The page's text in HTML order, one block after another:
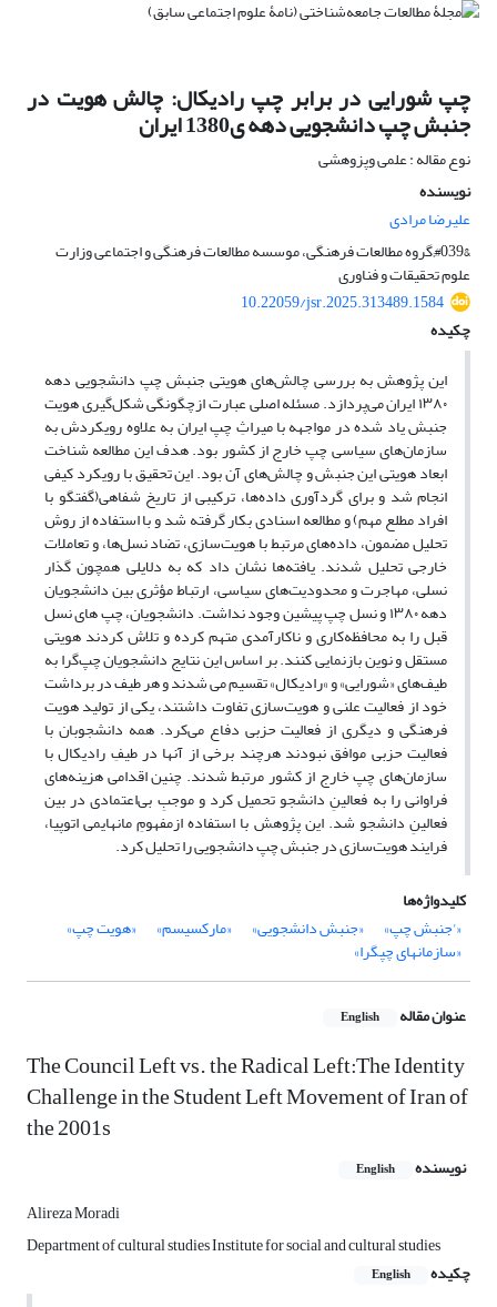
چپ شورایی در برابر چپ رادیکال: چالش هویت در
جنبش چپ دانشجویی دهه ی1380 ایران
نوع مقاله : علمی وپزوهشی
نویسنده
علیرضا مرادی
&#039;گروه مطالعات فرهنگی، موسسه مطالعات فرهنگی و اجتماعی وزارت
علوم تحقیقات و فناوری
10.22059/jsr.2025.313489.1584
چکیده
این پژوهش به بررسی چالش‌های هویتی جنبش چپ دانشجویی دهه
۱۳۸۰ ایران می‌پردازد. مسئله اصلی عبارت ازچگونگی شکل‌گیری هویت
جنبش یاد شده در مواجهه با میراثِ چپ ایران به علاوه رویکردش به
سازمان‌های سیاسی چپ خارج از کشور بود. هدف این مطالعه شناخت
ابعاد هویتی این جنبش و چالش‌های آن بود. این تحقیق با رویکرد کیفی
انجام شد و برای گردآوری داده‌ها، ترکیبی از تاریخ شفاهی(گفتگو با
افراد مطلع مهم) و مطالعه اسنادی بکار گرفته شد و با استفاده از روش
تحلیل مضمون، داده‌های مرتبط با هویت‌سازی، تضاد نسل‌ها، و تعاملات
خارجی تحلیل شدند. یافته‌ها نشان داد که به دلایلی همچون گذار
نسلی، مهاجرت و محدودیت‌های سیاسی، ارتباط مؤثری بین دانشجویان
دهه ۱۳۸۰ و نسل چپ پیشین وجود نداشت. دانشجویان، چپ های نسل
قبل را به محافظه‌کاری و ناکارآمدی متهم کرده و تلاش کردند هویتی
مستقل و نوین بازنمایی کنند. بر اساس این نتایج دانشجویان چپ‌گرا به
طیف‌های‌ «شورایی» و »رادیکال» تقسیم می شدند و هر طیف در برداشت
خود از فعالیت علنی و هویت‌سازی تفاوت داشتند، یکی از تولید هویت
فرهنگی و دیگری از فعالیت حزبی دفاع می‌کرد. همه دانشجوبان با
فعالیت حزبی موافق نبودند هرچند برخی از آنها در طیفِ رادیکال با
سازمان‌های چپ خارج از کشور مرتبط شدند. چنین اقدامی هزینه‌های
فراوانی را به فعالینِ دانشجو تحمیل کرد و موجبِ بی‌اعتمادی در بین
فعالینِ دانشجو شد. این پژوهش با استفاده ازمفهومِ مانهایمی اتوپیا،
فرایند هویت‌سازی در جنبش چپ دانشجویی را تحلیل کرد.
کلیدواژه‌ها
«'جنبش چپ»
«جنبش دانشجویی» «مارکسیسم» «هویت چپ»
«سازمانهای چپگرا»
عنوان مقاله English
The Council Left vs. the Radical Left:The Identity
Challenge in the Student Left Movement of Iran of
the 2001s
نویسنده English
Alireza Moradi
Department of cultural studies Institute for social and cultural studies
چکیده
English